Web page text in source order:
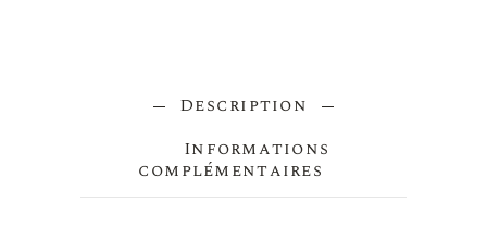
Description
Informations
complémentaires